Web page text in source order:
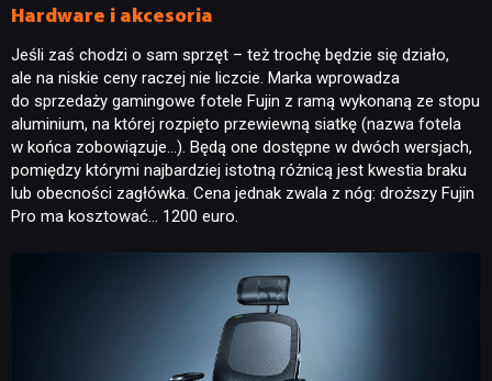
RECENZJE
PUBLICYSTYKA
KULTURA
TECHNOLOGIE
Hardware i akcesoria
Jeśli zaś chodzi o sam sprzęt – też trochę będzie się działo,
ale na niskie ceny raczej nie liczcie. Marka wprowadza
do sprzedaży gamingowe fotele Fujin z ramą wykonaną ze stopu
aluminium, na której rozpięto przewiewną siatkę (nazwa fotela
w końca zobowiązuje…). Będą one dostępne w dwóch wersjach,
pomiędzy którymi najbardziej istotną różnicą jest kwestia braku
lub obecności zagłówka. Cena jednak zwala z nóg: droższy Fujin
Pro ma kosztować… 1200 euro.